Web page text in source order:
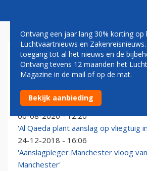
AANSLAG
'Oekraïense vrachtvliegtuig in
munitie'
06-08-2026 - 12:20
'Al Qaeda plant aanslag op vliegtuig
24-12-2018 - 16:06
'Aanslagpleger Manchester vloog
Manchester'
Ontvang een jaar lang 30% korting op
Luchtvaartnieuws en
toegang tot al het nieuws en de
Ontvang tevens 12 maanden het
Magazine in de mail of op de mat.
Bekijk aanbieding